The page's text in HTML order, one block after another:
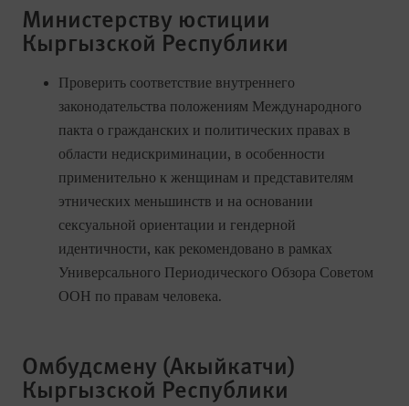
Министерству юстиции
Кыргызской Республики
Проверить соответствие внутреннего
законодательства положениям Международного
пакта о гражданских и политических правах в
области недискриминации, в особенности
применительно к женщинам и представителям
этнических меньшинств и на основании
сексуальной ориентации и гендерной
идентичности, как рекомендовано в рамках
Универсального Периодического Обзора Советом
ООН по правам человека.
Омбудсмену (Акыйкатчи)
Кыргызской Республики